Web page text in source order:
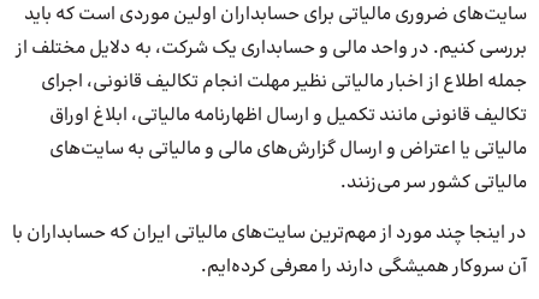
سایت‌های ضروری مالیاتی برای حسابداران اولین موردی است که باید
بررسی کنیم. در واحد مالی و حسابداری یک شرکت، به دلایل مختلف از
جمله اطلاع از اخبار مالیاتی نظیر مهلت انجام تکالیف قانونی، اجرای
تکالیف قانونی مانند تکمیل و ارسال اظهارنامه مالیاتی، ابلاغ اوراق
مالیاتی یا اعتراض و ارسال گزارش‌های مالی و مالیاتی به سایت‌های
مالیاتی کشور سر می‌زنند.
در اینجا چند مورد از مهم‌ترین سایت‌های مالیاتی ایران که حسابداران با
آن سروکار همیشگی دارند را معرفی کرده‌ایم.